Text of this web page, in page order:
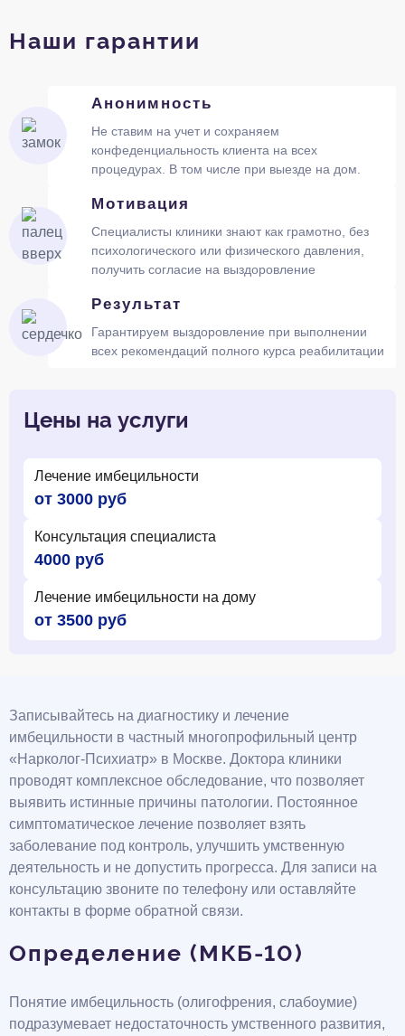
Наши гарантии
Анонимность
Не ставим на учет и сохраняем
конфеденциальность клиента на всех
процедурах. В том числе при выезде на дом.
Мотивация
Специалисты клиники знают как грамотно, без
психологического или физического давления,
получить согласие на выздоровление
Результат
Гарантируем выздоровление при выполнении
всех рекомендаций полного курса реабилитации
Цены на услуги
Лечение имбецильности
от 3000 руб
Консультация специалиста
4000 руб
Лечение имбецильности на дому
от 3500 руб
Записывайтесь на диагностику и лечение
имбецильности в частный многопрофильный центр
«Нарколог-Психиатр» в Москве. Доктора клиники
проводят комплексное обследование, что позволяет
выявить истинные причины патологии. Постоянное
симптоматическое лечение позволяет взять
заболевание под контроль, улучшить умственную
деятельность и не допустить прогресса. Для записи на
консультацию звоните по телефону или оставляйте
контакты в форме обратной связи.
Определение (МКБ-10)
Понятие имбецильность (олигофрения, слабоумие)
подразумевает недостаточность умственного развития,